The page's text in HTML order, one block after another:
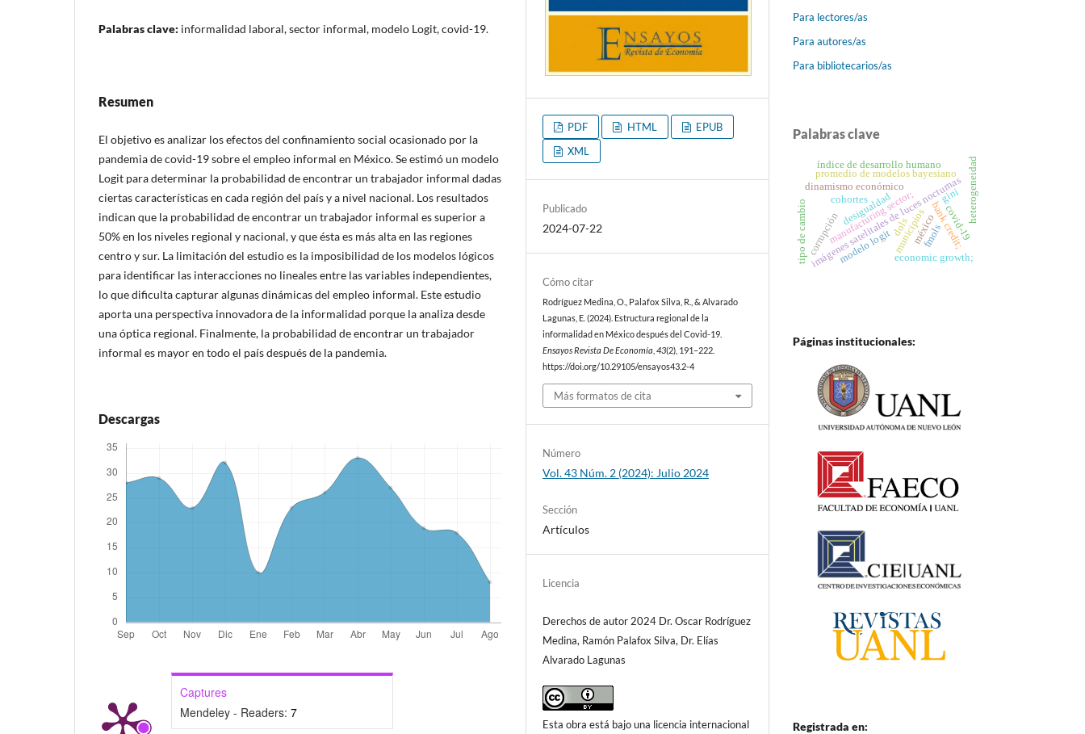
Palabras clave: informalidad laboral, sector informal, modelo Logit, covid-19.
Resumen
El objetivo es analizar los efectos del confinamiento social ocasionado por la
pandemia de covid-19 sobre el empleo informal en México. Se estimó un modelo
Logit para determinar la probabilidad de encontrar un trabajador informal dadas
ciertas características en cada región del país y a nivel nacional. Los resultados
indican que la probabilidad de encontrar un trabajador informal es superior a
50% en los niveles regional y nacional, y que ésta es más alta en las regiones
centro y sur. La limitación del estudio es la imposibilidad de los modelos lógicos
para identificar las interacciones no lineales entre las variables independientes,
lo que dificulta capturar algunas dinámicas del empleo informal. Este estudio
aporta una perspectiva innovadora de la informalidad porque la analiza desde
una óptica regional. Finalmente, la probabilidad de encontrar un trabajador
informal es mayor en todo el país después de la pandemia.
Descargas
Captures
Mendeley - Readers: 7
PDF HTML
EPUB
XML
Publicado
2024-07-22
Cómo citar
Rodríguez Medina, O., Palafox Silva, R., & Alvarado
Lagunas, E. (2024). Estructura regional de la
informalidad en México después del Covid-19.
Ensayos Revista De Economía,43(2), 191–222.
https://doi.org/10.29105/ensayos43.2-4
Más formatos de cita
Número
Vol. 43 Núm. 2 (2024): Julio 2024
Sección
Artículos
Licencia
Derechos de autor 2024 Dr. Oscar Rodríguez
Medina, Ramón Palafox Silva, Dr. Elías
Alvarado Lagunas
Esta obra está bajo una licencia internacional
Para lectores/as
Para autores/as
Para bibliotecarios/as
Palabras clave
imágenes satelitales de luces nocturnas
dinamismo económico
municipiosbank credit;
economic growth;
manufacturing sector;
corrupción
promedio de modelos bayesiano
méxico covid-19
tipo de cambio dols fmols
desigualdad heterogeneidad
gini
índice de desarrollo humano
modelo logit
cohortes
Páginas institucionales:
Registrada en: